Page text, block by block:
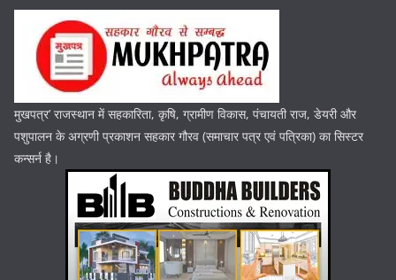
मुखपत्र’ राजस्थान में सहकारिता, कृषि, ग्रामीण विकास, पंचायती राज, डेयरी और
पशुपालन के अग्रणी प्रकाशन सहकार गौरव (समाचार पत्र एवं पत्रिका) का सिस्टर
कन्सर्न है।